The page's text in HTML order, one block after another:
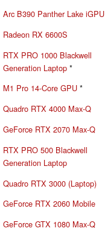
Arc B390 Panther Lake iGPU
Radeon RX 6600S
RTX PRO 1000 Blackwell
Generation Laptop *
M1 Pro 14-Core GPU *
Quadro RTX 4000 Max-Q
GeForce RTX 2070 Max-Q
RTX PRO 500 Blackwell
Generation Laptop
Quadro RTX 3000 (Laptop)
GeForce RTX 2060 Mobile
GeForce GTX 1080 Max-Q